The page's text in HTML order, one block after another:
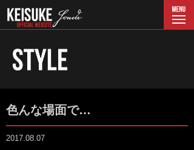
色んな場面で…
2017.08.07